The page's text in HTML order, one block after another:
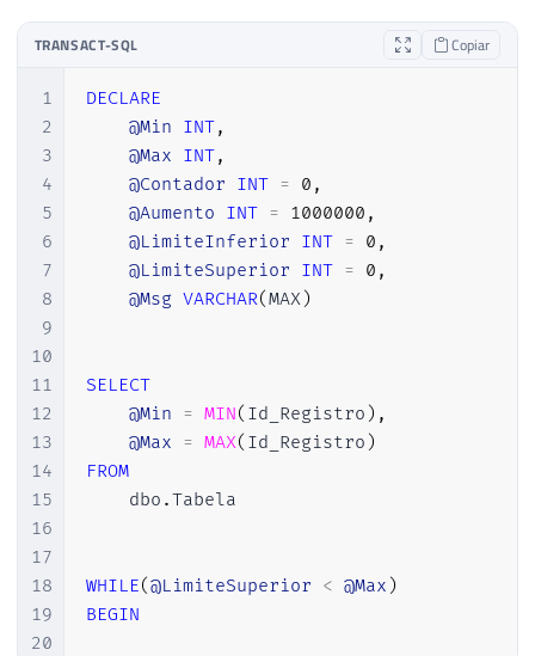
TRANSACT-SQL Copiar
1
2
3
4
5
6
7
8
9
10
11
12
13
14
15
16
17
18
19
20
DECLARE
@Min INT,
@Max INT,
@Contador INT = 0 ,
@Aumento INT = 1000000 ,
@LimiteInferior INT = 0 ,
@LimiteSuperior INT = 0 ,
@Msg VARCHAR(MAX)
SELECT
@Min = MIN( Id_Registro ) ,
@Max = MAX( Id_Registro )
FROM
    dbo
.Tabela
WHILE(@LimiteSuperior < @Max )
BEGIN